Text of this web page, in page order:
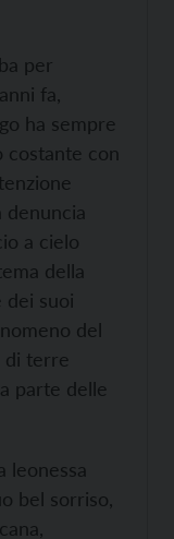
per
fa,
ha sempre
costante con
a cielo
della
dei suoi
del
di terre
parte delle
leonessa
bel sorriso,